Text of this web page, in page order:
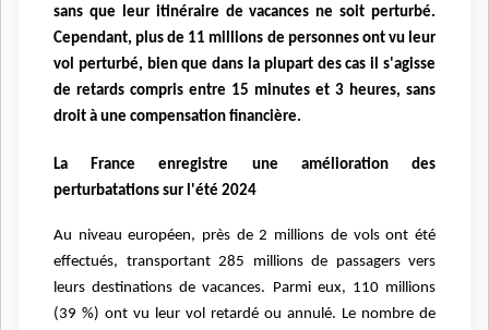
sans que leur itinéraire de vacances ne soit perturbé.
Cependant,plus de 11 millions de personnes ont vu leur
vol perturbé, bien que dans la plupart des cas il s'agisse
de retards compris entre 15 minutes et 3 heures, sans
droit à une compensation financière.
La France enregistre une amélioration des
perturbatations sur l'été 2024
Au niveau européen, près de 2 millions de vols ont été
effectués, transportant 285 millions de passagers vers
leurs destinations de vacances. Parmi eux, 110 millions
(39 %) ont vu leur vol retardé ou annulé. Le nombre de